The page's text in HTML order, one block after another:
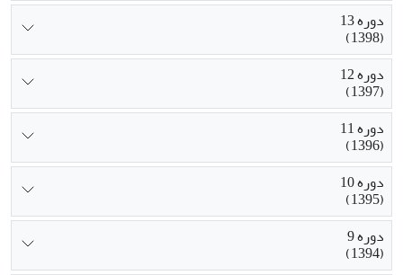
دوره 13
(1398)
دوره 12
(1397)
دوره 11
(1396)
دوره 10
(1395)
دوره 9
(1394)